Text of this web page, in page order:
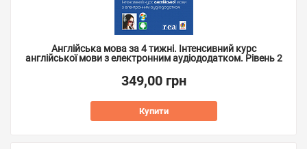
Англійська мова за 4 тижні. Інтенсивний курс
англійської мови з електронним аудіододатком. Рівень 2
349,00 грн
Купити